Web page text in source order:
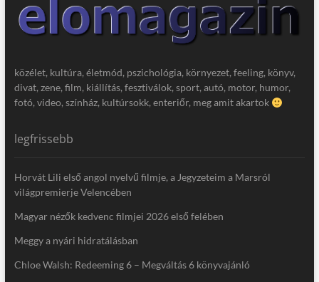
közélet, kultúra, életmód, pszichológia, környezet, feeling, könyv,
divat, zene, film, kiállítás, fesztiválok, sport, autó, motor, humor,
fotó, video, színház, kultúrsokk, enteriőr, meg amit akartok
legfrissebb
Horvát Lili első angol nyelvű filmje, a Jegyzeteim a Marsról
világpremierje Velencében
Magyar nézők kedvenc filmjei 2026 első felében
Meggy a nyári hidratálásban
Chloe Walsh: Redeeming 6 – Megváltás 6 könyvajánló